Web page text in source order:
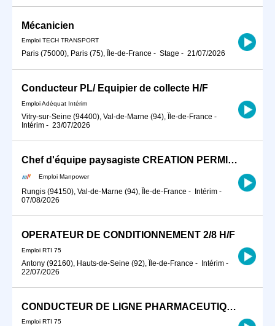
Mécanicien
Emploi TECH TRANSPORT
Paris (75000), Paris (75), Île-de-France - Stage - 21/07/2026
Conducteur PL/ Equipier de collecte H/F
Emploi Adéquat Intérim
Vitry-sur-Seine (94400), Val-de-Marne (94), Île-de-France -
Intérim - 23/07/2026
Chef d'équipe paysagiste CREATION PERMIS B (H/F)
Emploi Manpower
Rungis (94150), Val-de-Marne (94), Île-de-France - Intérim -
07/08/2026
OPERATEUR DE CONDITIONNEMENT 2/8 H/F
Emploi RTI 75
Antony (92160), Hauts-de-Seine (92), Île-de-France - Intérim -
22/07/2026
CONDUCTEUR DE LIGNE PHARMACEUTIQUE
Emploi RTI 75